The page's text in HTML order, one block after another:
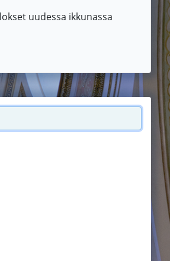
uudessa ikkunassa